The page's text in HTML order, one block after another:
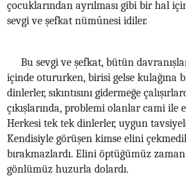
çocuklarından ayrılması gibi bir hal
sevgi ve şefkat nümûnesi idiler.
Bu sevgi ve şefkat, bütün
içinde otururken, birisi gelse kulağına
dinlerler, sıkıntısını gidermeğe
çıkışlarında, problemi olanlar cami ile
Herkesi tek tek dinlerler, uygun
Kendisiyle görüşen kimse elini
bırakmazlardı. Elini öptüğümüz zaman
gönlümüz huzurla dolardı.